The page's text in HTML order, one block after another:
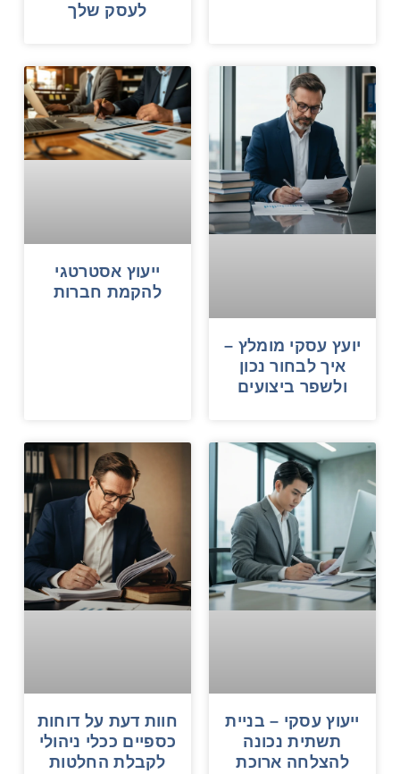
לעסק שלך
יועץ עסקי מומלץ –
איך לבחור נכון
ולשפר ביצועים
ייעוץ אסטרטגי
להקמת חברות
ייעוץ עסקי – בניית
תשתית נכונה
להצלחה ארוכת
חוות דעת על דוחות
כספיים ככלי ניהולי
לקבלת החלטות